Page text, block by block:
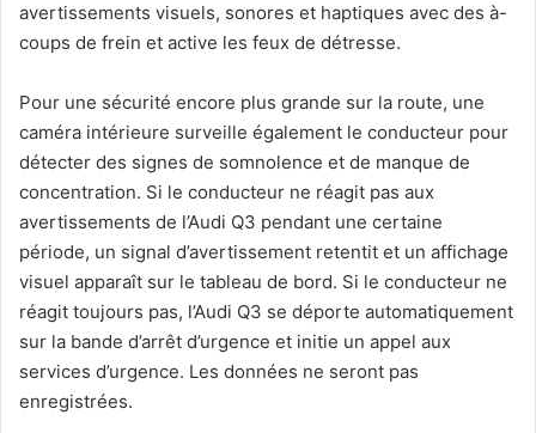
avertissements visuels, sonores et haptiques avec des à-
coups de frein et active les feux de détresse.
Pour une sécurité encore plus grande sur la route, une
caméra intérieure surveille également le conducteur pour
détecter des signes de somnolence et de manque de
concentration. Si le conducteur ne réagit pas aux
avertissements de l’Audi Q3 pendant une certaine
période, un signal d’avertissement retentit et un affichage
visuel apparaît sur le tableau de bord. Si le conducteur ne
réagit toujours pas, l’Audi Q3 se déporte automatiquement
sur la bande d’arrêt d’urgence et initie un appel aux
services d’urgence. Les données ne seront pas
enregistrées.